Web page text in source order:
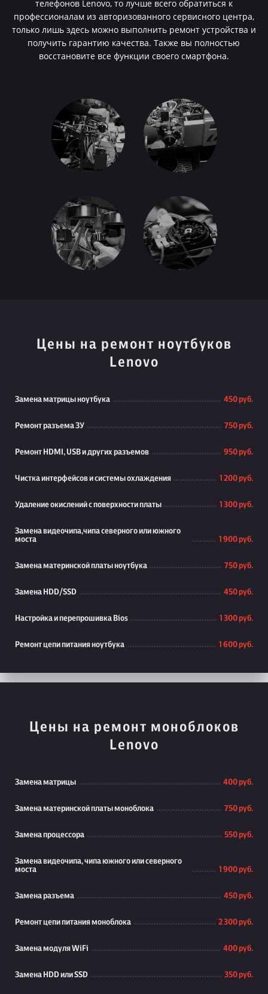
телефонов Lenovo, то лучше всего обратиться к
профессионалам из авторизованного сервисного центра,
только лишь здесь можно выполнить ремонт устройства и
получить гарантию качества. Также вы полностью
восстановите все функции своего смартфона.
Цены на ремонт ноутбуков
Lenovo
Замена матрицы ноутбука 450 руб.
Ремонт разъема ЗУ 750 руб.
Ремонт HDMI, USB и других разъемов 950 руб.
Чистка интерфейсов и системы охлаждения 1 200 руб.
Удаление окислений с поверхности платы 1 300 руб.
Замена видеочипа,чипа северного или южного
моста
1 900 руб.
Замена материнской платы ноутбука 750 руб.
Замена HDD/SSD 450 руб.
Настройка и перепрошивка Bios 1 300 руб.
Ремонт цепи питания ноутбука 1 600 руб.
Цены на ремонт моноблоков
Lenovo
Замена матрицы 400 руб.
Замена материнской платы моноблока 750 руб.
Замена процессора 550 руб.
Замена видеочипа, чипа южного или северного
моста
1 900 руб.
Замена разъема 450 руб.
Ремонт цепи питания моноблока 2 300 руб.
Замена модуля WiFi 400 руб.
Замена HDD или SSD 350 руб.